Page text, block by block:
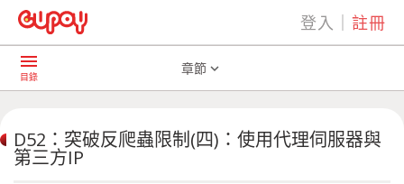
登入 ｜註冊
AI共學社群play_arrow D52：突破反爬蟲限制(四)：使用代理伺服器與第三方IP
menu
目錄
章節 expand_more
D52：突破反爬蟲限制(四)：使用代理伺服器與
第三方IP